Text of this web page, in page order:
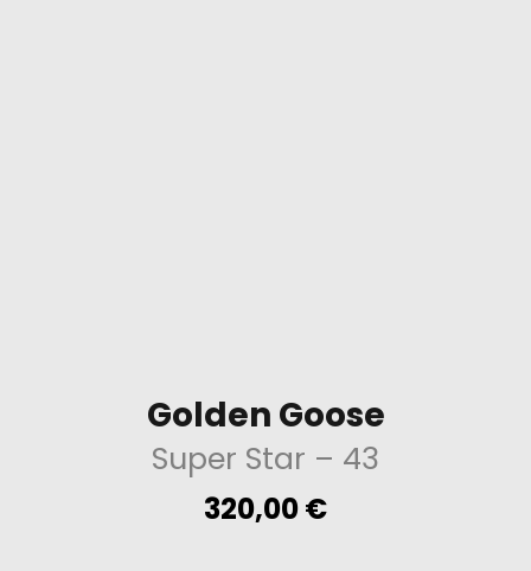
Golden Goose
Super Star – 43
320,00€